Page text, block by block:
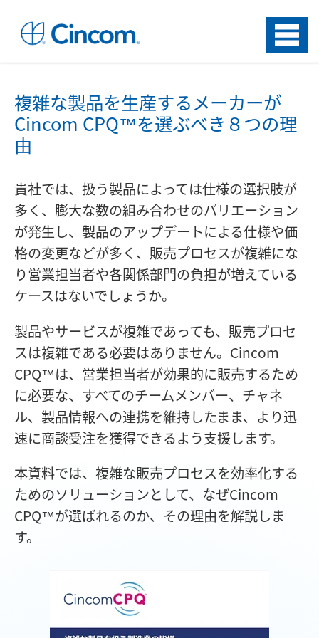
Menu
複雑な製品を生産するメーカーが
Cincom CPQ™を選ぶべき８つの理
由
貴社では、扱う製品によっては仕様の選択肢が
多く、膨大な数の組み合わせのバリエーション
が発生し、製品のアップデートによる仕様や価
格の変更などが多く、販売プロセスが複雑にな
り営業担当者や各関係部門の負担が増えている
ケースはないでしょうか。
製品やサービスが複雑であっても、販売プロセ
スは複雑である必要はありません。Cincom
CPQ™は、営業担当者が効果的に販売するため
に必要な、すべてのチームメンバー、チャネ
ル、製品情報への連携を維持したまま、より迅
速に商談受注を獲得できるよう支援します。
本資料では、複雑な販売プロセスを効率化する
ためのソリューションとして、なぜCincom
CPQ™が選ばれるのか、その理由を解説しま
す。